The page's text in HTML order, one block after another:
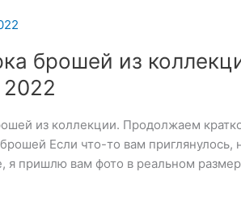
брошей из
из коллекции. Продолжаем
Если что-то вам приглянулось,
я пришлю вам фото в реальном